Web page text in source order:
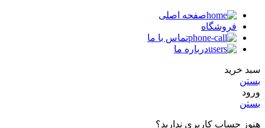
صفحه اصلی
فروشگاه
تماس با ما
درباره ما
سبد خرید
بستن
ورود
بستن
هنوز حساب کاربری ندارید؟